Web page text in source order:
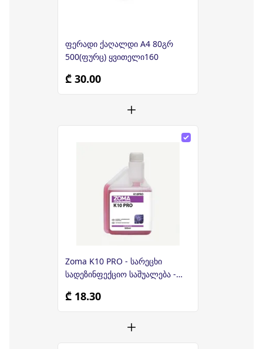
ფერადი ქაღალდი A4 80გრ
500(ფურც) ყვითელი160
₾ 30.00
Zoma K10 PRO - სარეცხი
სადეზინფექციო საშუალება -
₾ 18.30